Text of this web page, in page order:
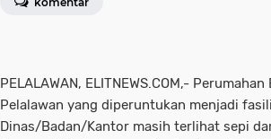
PELALAWAN, ELITNEWS.COM,-
Pelalawan yang diperuntukan menjadi
Dinas/Badan/Kantor masih terlihat sepi